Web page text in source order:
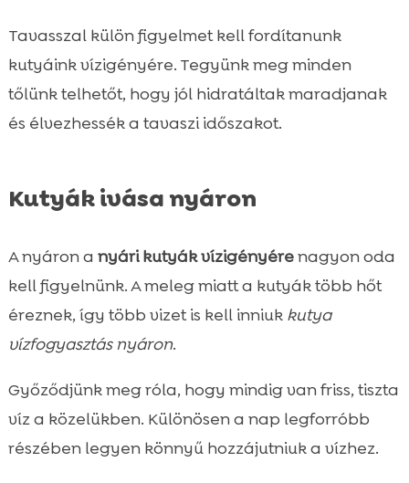
Tavasszal külön figyelmet kell fordítanunk
kutyáink vízigényére. Tegyünk meg minden
tőlünk telhetőt, hogy jól hidratáltak maradjanak
és élvezhessék a tavaszi időszakot.
Kutyák ivása nyáron
A nyáron a nyári kutyák vízigényérenagyon oda
kell figyelnünk. A meleg miatt a kutyák több hőt
éreznek, így több vizet is kell inniuk kutya
vízfogyasztás nyáron.
Győződjünk meg róla, hogy mindig van friss, tiszta
víz a közelükben. Különösen a nap legforróbb
részében legyen könnyű hozzájutniuk a vízhez.